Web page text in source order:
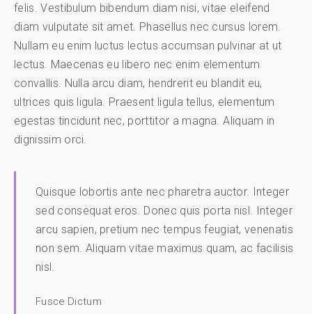
felis. Vestibulum bibendum diam nisi, vitae eleifend
diam vulputate sit amet. Phasellus nec cursus lorem.
Nullam eu enim luctus lectus accumsan pulvinar at ut
lectus. Maecenas eu libero nec enim elementum
convallis. Nulla arcu diam, hendrerit eu blandit eu,
ultrices quis ligula. Praesent ligula tellus, elementum
egestas tincidunt nec, porttitor a magna. Aliquam in
dignissim orci.
Quisque lobortis ante nec pharetra auctor. Integer
sed consequat eros. Donec quis porta nisl. Integer
arcu sapien, pretium nec tempus feugiat, venenatis
non sem. Aliquam vitae maximus quam, ac facilisis
nisl.
Fusce Dictum